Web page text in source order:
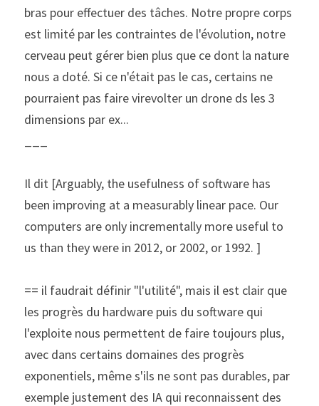
bras pour effectuer des tâches. Notre propre corps
est limité par les contraintes de l'évolution, notre
cerveau peut gérer bien plus que ce dont la nature
nous a doté. Si ce n'était pas le cas, certains ne
pourraient pas faire virevolter un drone ds les 3
dimensions par ex...
Il dit [Arguably, the usefulness of software has
been improving at a measurably linear pace. Our
computers are only incrementally more useful to
us than they were in 2012, or 2002, or 1992. ]
== il faudrait définir "l'utilité", mais il est clair que
les progrès du hardware puis du software qui
l'exploite nous permettent de faire toujours plus,
avec dans certains domaines des progrès
exponentiels, même s'ils ne sont pas durables, par
exemple justement des IA qui reconnaissent des